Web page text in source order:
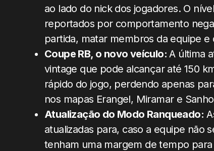
ao lado do nick dos jogadores. O
reportados por comportamento
partida, matar membros da equipe
Coupe RB, o novo veículo:A última
vintage que pode alcançar até 150
rápido do jogo, perdendo apenas
nos mapas Erangel, Miramar e
Atualização do Modo Ranqueado:
atualizadas para, caso a equipe não
tenham uma margem de tempo